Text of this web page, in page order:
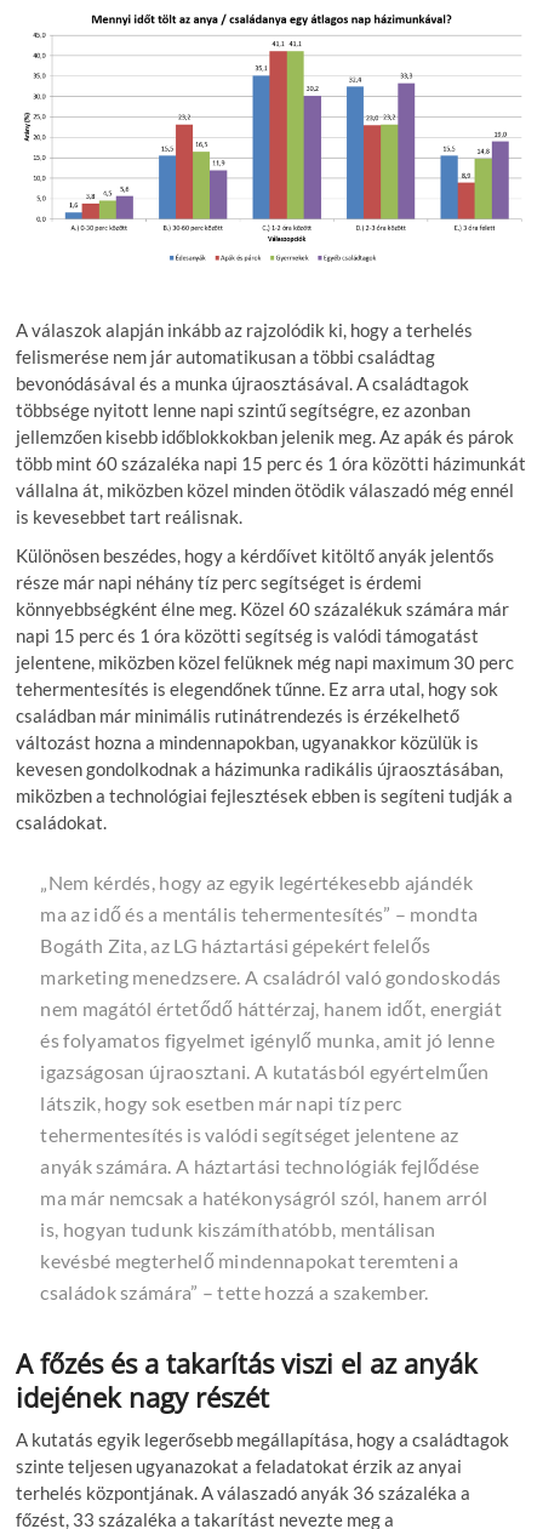
A válaszok alapján inkább az rajzolódik ki, hogy a terhelés
felismerése nem jár automatikusan a többi családtag
bevonódásával és a munka újraosztásával. A családtagok
többsége nyitott lenne napi szintű segítségre, ez azonban
jellemzően kisebb időblokkokban jelenik meg. Az apák és párok
több mint 60 százaléka napi 15 perc és 1 óra közötti házimunkát
vállalna át, miközben közel minden ötödik válaszadó még ennél
is kevesebbet tart reálisnak.
Különösen beszédes, hogy a kérdőívet kitöltő anyák jelentős
része már napi néhány tíz perc segítséget is érdemi
könnyebbségként élne meg. Közel 60 százalékuk számára már
napi 15 perc és 1 óra közötti segítség is valódi támogatást
jelentene, miközben közel felüknek még napi maximum 30 perc
tehermentesítés is elegendőnek tűnne. Ez arra utal, hogy sok
családban már minimális rutinátrendezés is érzékelhető
változást hozna a mindennapokban, ugyanakkor közülük is
kevesen gondolkodnak a házimunka radikális újraosztásában,
miközben a technológiai fejlesztések ebben is segíteni tudják a
családokat.
Nem kérdés, hogy az egyik legértékesebb ajándék
ma az idő és a mentális tehermentesítés” – mondta
Bogáth Zita, az LG háztartási gépekért felelős
marketing menedzsere. A családról való gondoskodás
nem magától értetődő háttérzaj, hanem időt, energiát
és folyamatos figyelmet igénylő munka, amit jó lenne
igazságosan újraosztani. A kutatásból egyértelműen
látszik, hogy sok esetben már napi tíz perc
tehermentesítés is valódi segítséget jelentene az
anyák számára. A háztartási technológiák fejlődése
ma már nemcsak a hatékonyságról szól, hanem arról
is, hogyan tudunk kiszámíthatóbb, mentálisan
kevésbé megterhelő mindennapokat teremteni a
családok számára” – tette hozzá a szakember.
A főzés és a takarítás viszi el az anyák
idejének nagy részét
A kutatás egyik legerősebb megállapítása, hogy a családtagok
szinte teljesen ugyanazokat a feladatokat érzik az anyai
terhelés központjának. A válaszadó anyák 36 százaléka a
főzést, 33 százaléka a takarítást nevezte meg a